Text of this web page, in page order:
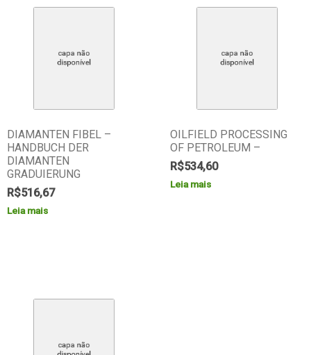
DIAMANTEN FIBEL –
HANDBUCH DER
DIAMANTEN
GRADUIERUNG
R$516,67
Leia mais
OILFIELD PROCESSING
OF PETROLEUM –
R$534,60
Leia mais